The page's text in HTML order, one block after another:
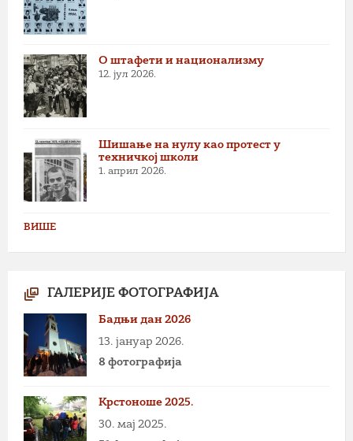
О штафети и национализму
12. јул 2026.
Шишање на нулу као протест у
техничкој школи
1. април 2026.
ВИШЕ
ГАЛЕРИЈЕ ФОТОГРАФИЈА
Бадњи дан 2026
13. јануар 2026.
8 фотографија
Крстоноше 2025.
30. мај 2025.